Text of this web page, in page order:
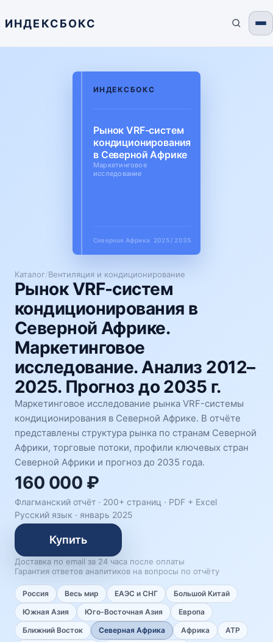
ИНДЕКСБОКС
Каталог/Вентиляция и кондиционирование
Рынок VRF-систем
кондиционирования в
Северной Африке.
Маркетинговое
исследование. Анализ 2012–
2025. Прогноз до 2035 г.
Маркетинговое исследование рынка VRF-системы
кондиционирования в Северной Африке. В отчёте
представлены структура рынка по странам Северной
Африки, торговые потоки, профили ключевых стран
Северной Африки и прогноз до 2035 года.
160 000 ₽
Флагманский отчёт · 200+ страниц · PDF + Excel
Русский язык · январь 2025
Купить
Доставка по email за 24 часа после оплаты
Гарантия ответов аналитиков на вопросы по отчёту
Россия Весь мир ЕАЭС и СНГ
Большой Китай
Южная Азия
Юго-Восточная Азия
Европа
Ближний Восток
Северная Африка Африка
АТР
ИНДЕКСБОКС
Рынок VRF-систем
кондиционирования
в Северной Африке
Маркетинговое
исследование
Северная Африка 2025 / 2035